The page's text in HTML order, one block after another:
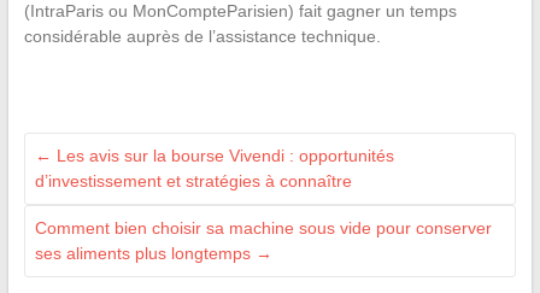
(IntraParis ou MonCompteParisien) fait gagner un temps
considérable auprès de l’assistance technique.
← Les avis sur la bourse Vivendi : opportunités
d’investissement et stratégies à connaître
Comment bien choisir sa machine sous vide pour conserver
ses aliments plus longtemps →